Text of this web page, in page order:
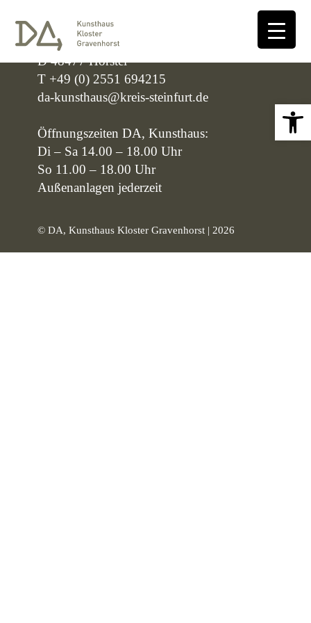
DA, Kunsthaus Kloster Gravenhorst
Klosterstraße 10
D 48477 Hörstel
T +49 (0) 2551 694215
da-kunsthaus@kreis-steinfurt.de
Öffnungszeiten DA, Kunsthaus:
Di – Sa 14.00 – 18.00 Uhr
So 11.00 – 18.00 Uhr
Außenanlagen jederzeit
© DA, Kunsthaus Kloster Gravenhorst | 2026